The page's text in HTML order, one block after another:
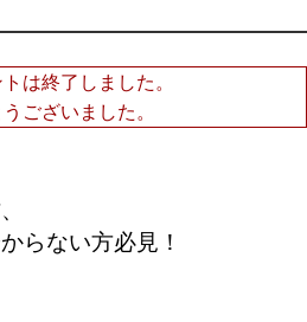
は終了しました。
ございました。
らない方必見！